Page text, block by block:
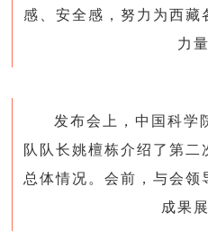
感、安全感，努力为西藏
力量
发布会上， 中国科学
队队长姚檀栋介绍了第二
总体情况。会前，与会领
成果